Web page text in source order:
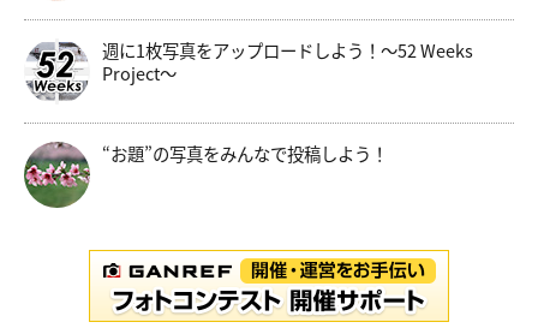
週に1枚写真をアップロードしよう！～52 Weeks
Project～
“お題”の写真をみんなで投稿しよう！